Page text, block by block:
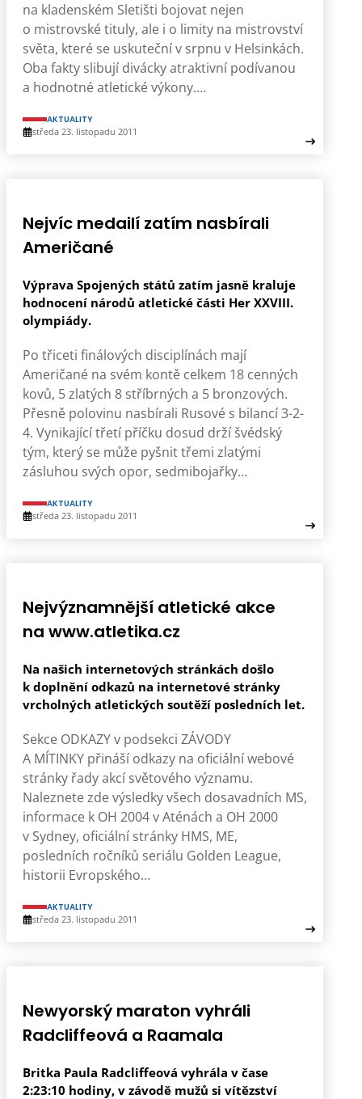
na kladenském Sletišti bojovat nejen
o mistrovské tituly, ale i o limity na mistrovství
světa, které se uskuteční v srpnu v Helsinkách.
Oba fakty slibují divácky atraktivní podívanou
a hodnotné atletické výkony.…
AKTUALITY
středa 23. listopadu 2011
Nejvíc medailí zatím nasbírali
Američané
Výprava Spojených států zatím jasně kraluje
hodnocení národů atletické části Her XXVIII.
olympiády.
Po třiceti finálových disciplínách mají
Američané na svém kontě celkem 18 cenných
kovů, 5 zlatých 8 stříbrných a 5 bronzových.
Přesně polovinu nasbírali Rusové s bilancí 3-2-
4. Vynikající třetí příčku dosud drží švédský
tým, který se může pyšnit třemi zlatými
zásluhou svých opor, sedmibojařky…
AKTUALITY
středa 23. listopadu 2011
Nejvýznamnější atletické akce
na www.atletika.cz
Na našich internetových stránkách došlo
k doplnění odkazů na internetové stránky
vrcholných atletických soutěží posledních let.
Sekce ODKAZY v podsekci ZÁVODY
A MÍTINKY přináší odkazy na oficiální webové
stránky řady akcí světového významu.
Naleznete zde výsledky všech dosavadních MS,
informace k OH 2004 v Aténách a OH 2000
v Sydney, oficiální stránky HMS, ME,
posledních ročníků seriálu Golden League,
historii Evropského…
AKTUALITY
středa 23. listopadu 2011
Newyorský maraton vyhráli
Radcliffeová a Raamala
Britka Paula Radcliffeová vyhrála v čase
2:23:10 hodiny, v závodě mužů si vítězství